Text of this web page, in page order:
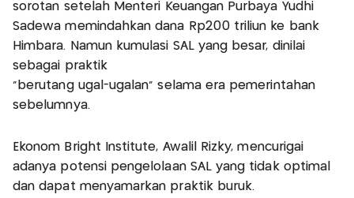
sorotan setelah Menteri Keuangan Purbaya Yudhi
Sadewa memindahkan dana Rp200 triliun ke bank
Himbara. Namun kumulasi SAL yang besar, dinilai
sebagai praktik
"berutang ugal-ugalan" selama era pemerintahan
sebelumnya.
Ekonom Bright Institute, Awalil Rizky, mencurigai
adanya potensi pengelolaan SAL yang tidak optimal
dan dapat menyamarkan praktik buruk.